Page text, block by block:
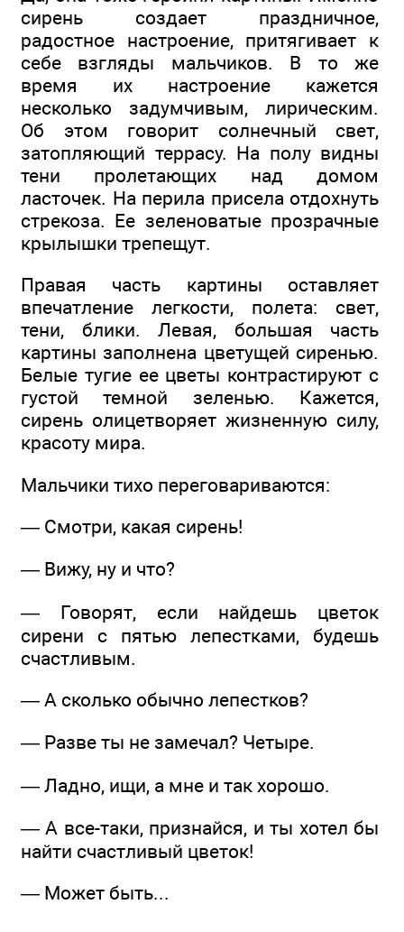
сирень создает праздничное,
радостное настроение, притягивает к
себе взгляды мальчиков. В то же
время их настроение кажется
несколько задумчивым, лирическим.
Об этом говорит солнечный свет,
затопляющий террасу. На полу видны
тени пролетающих над домом
ласточек. На перила присела отдохнуть
стрекоза. Ее зеленоватые прозрачные
крылышки трепещут.
Правая часть картины оставляет
впечатление легкости, полета: свет,
тени, блики. Левая, большая часть
картины заполнена цветущей сиренью.
Белые тугие ее цветы контрастируют с
густой темной зеленью. Кажется,
сирень олицетворяет жизненную силу,
красоту мира.
Мальчики тихо переговариваются:
— Смотри, какая сирень!
— Вижу, ну и что?
— Говорят, если найдешь цветок
сирени с пятью лепестками, будешь
счастливым.
— А сколько обычно лепестков?
— Разве ты не замечал? Четыре.
— Ладно, ищи, а мне и так хорошо.
— А все-таки, признайся, и ты хотел бы
найти счастливый цветок!
— Может быть...